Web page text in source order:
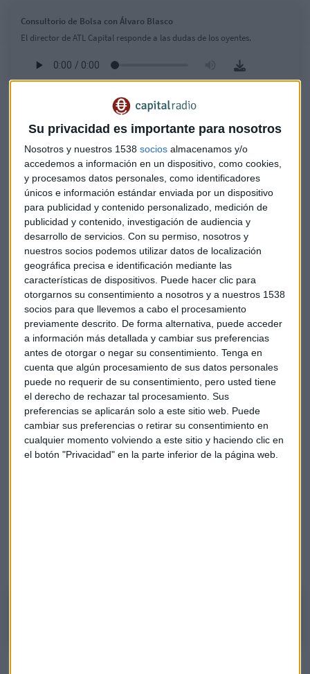
Su privacidad es importante para nosotros
Nosotros y nuestros 1538 socios almacenamos y/o
accedemos a información en un dispositivo, como cookies,
y procesamos datos personales, como identificadores
únicos e información estándar enviada por un dispositivo
para publicidad y contenido personalizado, medición de
publicidad y contenido, investigación de audiencia y
desarrollo de servicios. Con su permiso, nosotros y
nuestros socios podemos utilizar datos de localización
geográfica precisa e identificación mediante las
características de dispositivos. Puede hacer clic para
otorgarnos su consentimiento a nosotros y a nuestros 1538
socios para que llevemos a cabo el procesamiento
previamente descrito. De forma alternativa, puede acceder
a información más detallada y cambiar sus preferencias
antes de otorgar o negar su consentimiento. Tenga en
cuenta que algún procesamiento de sus datos personales
puede no requerir de su consentimiento, pero usted tiene
el derecho de rechazar tal procesamiento. Sus
preferencias se aplicarán solo a este sitio web. Puede
cambiar sus preferencias o retirar su consentimiento en
cualquier momento volviendo a este sitio y haciendo clic en
el botón "Privacidad" en la parte inferior de la página web.
Consultorio de Bolsa con Álvaro Blasco
El director de ATL Capital responde a las dudas de los oyentes.
¿Momento de aumentar posiciones enIberdrola?Blasco
explica que su comportamiento está siendo bueno y hemos
visto máximos en las últimas sesiones. Además, aunque la
compañía no esté barata tiene recorrido. "Para los que
estén ya dentro esperaría a que haya un recorte y así entrar
un 4-5% más barato".
Minuto de Oro
En su recomendación semanal, Álvaro Blasco
selecciona